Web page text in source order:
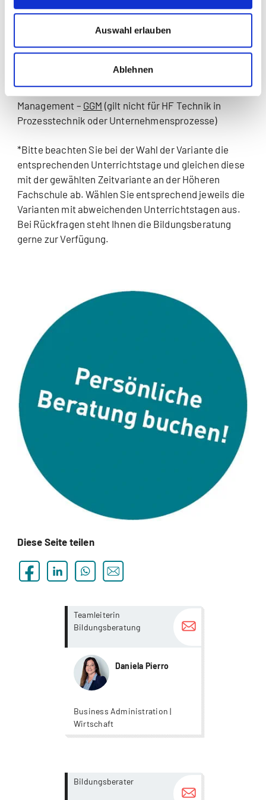
Auswahl erlauben
Ablehnen
Sie sich untenstehend für die bevorzugte Variante*
an. Für die Anmeldung muss die Anmeldebestätigung
der HF vorliegen und mit den weiteren Dokumenten
Schritt 3:Anmeldung zu Grundlagen General
Management – GGM (gilt nicht für HF Technik in
Prozesstechnik oder Unternehmensprozesse)
*Bitte beachten Sie bei der Wahl der Variante die
entsprechenden Unterrichtstage und gleichen diese
mit der gewählten Zeitvariante an der Höheren
Fachschule ab. Wählen Sie entsprechend jeweils die
Varianten mit abweichenden Unterrichtstagen aus.
Bei Rückfragen steht Ihnen die Bildungsberatung
gerne zur Verfügung.
Diese Seite teilen
Teamleiterin
Bildungsberatung
Daniela Pierro
Business Administration |
Wirtschaft
more...
more...
Bildungsberater more...
more...